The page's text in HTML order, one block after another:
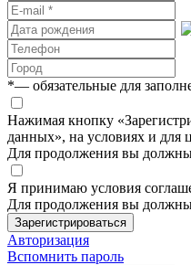
*— обязательные для
Нажимая кнопку
данных», на условиях и для
Для продолжения вы
Я принимаю условия
Для продолжения вы
Зарегистрироваться
Авторизация
Вспомнить пароль